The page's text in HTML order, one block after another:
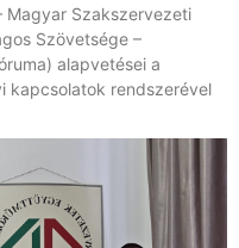
Magyar Szakszervezeti
Szövetsége –
alapvetései a
kapcsolatok rendszerével